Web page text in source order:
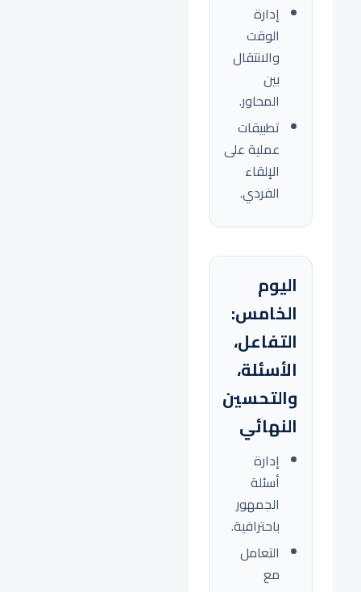
إدارة
الوقت
والانتقال
بين
المحاور.
تطبيقات
عملية على
الإلقاء
الفردي.
اليوم
الخامس:
التفاعل،
الأسئلة،
والتحسين
النهائي
إدارة
أسئلة
الجمهور
باحترافية.
التعامل
مع